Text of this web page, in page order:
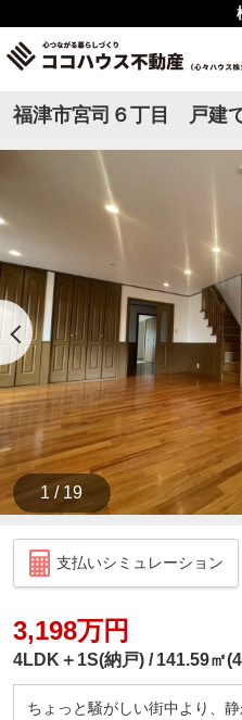
福津市宮司６丁目 戸建
1 / 19
支払いシミュレーション
3,198万円
4LDK＋1S(納戸) 141.59㎡
ちょっと騒がしい街中より、